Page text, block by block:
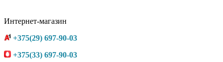
Интернет-магазин
+375(29) 697-90-03
+375(33) 697-90-03